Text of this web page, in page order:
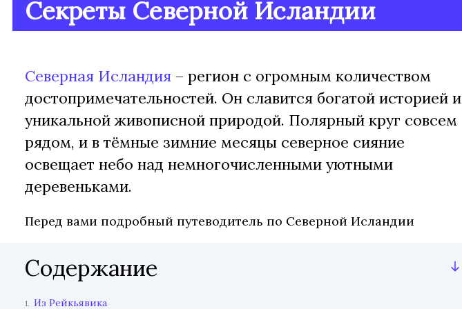
Секреты Северной Исландии
Северная Исландия – регион с огромным количеством
достопримечательностей. Он славится богатой историей и
уникальной живописной природой. Полярный круг совсем
рядом, и в тёмные зимние месяцы северное сияние
освещает небо над немногочисленными уютными
деревеньками.
Перед вами подробный путеводитель по Северной Исландии
Содержание
1. Из Рейкьявика